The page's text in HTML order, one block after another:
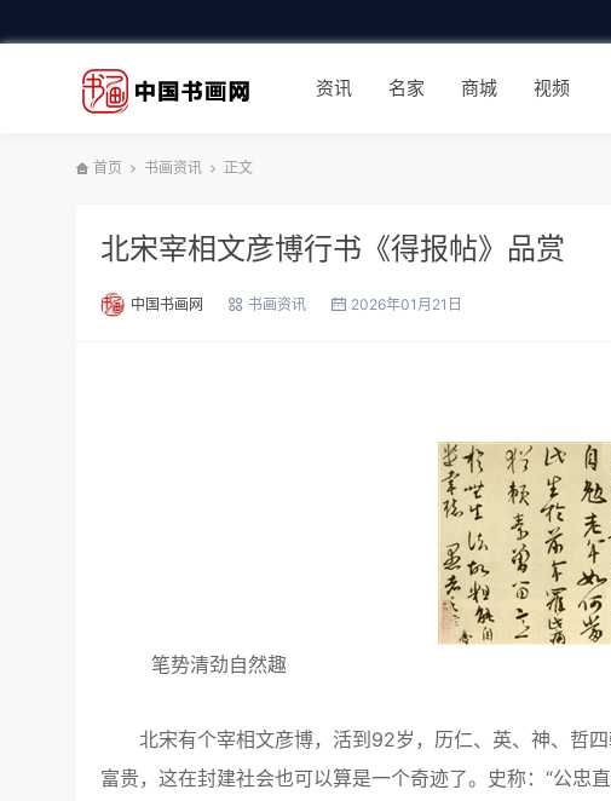
资讯 名家 商城 视频
首页 书画资讯 正文
北宋宰相文彦博行书《得报帖》品赏
中国书画网 书画资讯 2026年01月21日
笔势清劲自然趣
北宋有个宰相文彦博，活到92岁，历仁、英、神、哲四
富贵，这在封建社会也可以算是一个奇迹了。史称：“公忠